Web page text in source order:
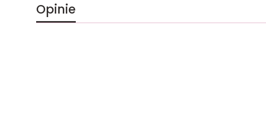
Opinie